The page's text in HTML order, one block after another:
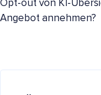
Opt-out von KI-
Angebot annehmen?